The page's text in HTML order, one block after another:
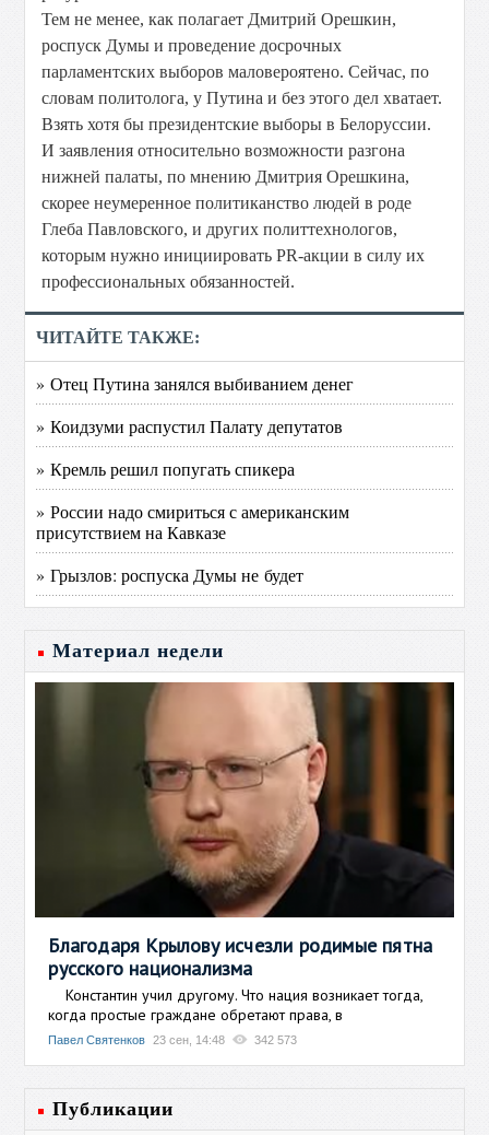
Тем не менее, как полагает Дмитрий Орешкин,
роспуск Думы и проведение досрочных
парламентских выборов маловероятено. Сейчас, по
словам политолога, у Путина и без этого дел хватает.
Взять хотя бы президентские выборы в Белоруссии.
И заявления относительно возможности разгона
нижней палаты, по мнению Дмитрия Орешкина,
скорее неумеренное политиканство людей в роде
Глеба Павловского, и других политтехнологов,
которым нужно инициировать PR-акции в силу их
профессиональных обязанностей.
ЧИТАЙТЕ ТАКЖЕ:
» Отец Путина занялся выбиванием денег
» Коидзуми распустил Палату депутатов
» Кремль решил попугать спикера
» России надо смириться с американским
присутствием на Кавказе
» Грызлов: роспуска Думы не будет
Материал недели
Благодаря Крылову исчезли родимые пятна
русского национализма
Константин учил другому. Что нация возникает тогда,
когда простые граждане обретают права, в
Павел Святенков 23 сен, 14:48 342 573
Публикации